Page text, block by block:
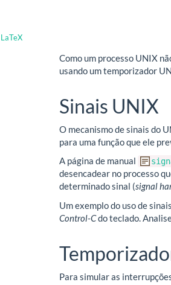
Como um processo UNIX
usando um temporizador
Sinais UNIX
O mecanismo de sinais do
para uma função que ele
A página de manual
desencadear no processo
determinado sinal (signal
Um exemplo do uso de
Control-Cdo teclado.
Para simular as